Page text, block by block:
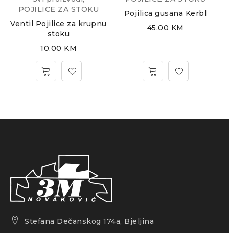
POJILICE ZA STOKU
Ventil Pojilice za krupnu
stoku
10.00 KM
Pojilica gusana Kerbl
45.00 KM
Stefana Dečanskog 174a, Bjeljina